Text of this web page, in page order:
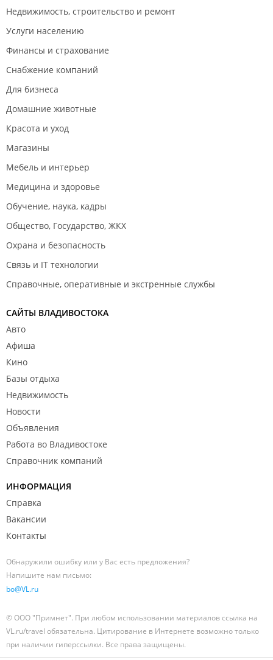
Недвижимость, строительство и ремонт
Услуги населению
Финансы и страхование
Снабжение компаний
Для бизнеса
Домашние животные
Красота и уход
Магазины
Мебель и интерьер
Медицина и здоровье
Обучение, наука, кадры
Общество, Государство, ЖКХ
Охрана и безопасность
Связь и IT технологии
Справочные, оперативные и экстренные службы
САЙТЫ ВЛАДИВОСТОКА
Авто
Афиша
Кино
Базы отдыха
Недвижимость
Новости
Объявления
Работа во Владивостоке
Справочник компаний
ИНФОРМАЦИЯ
Справка
Вакансии
Контакты
Обнаружили ошибку или у Вас есть предложения?
Напишите нам письмо:
bo@VL.ru
© ООО "Примнет". При любом использовании материалов ссылка на
VL.ru/travel обязательна. Цитирование в Интернете возможно только
при наличии гиперссылки. Все права защищены.